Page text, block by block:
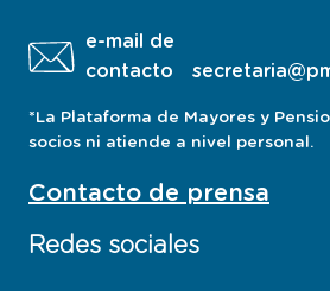
e-mail de
contacto
*La Plataforma de Mayores y
socios ni atiende a nivel personal.
Contacto de prensa
Redes sociales